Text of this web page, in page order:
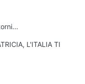
L'ITALIA TI